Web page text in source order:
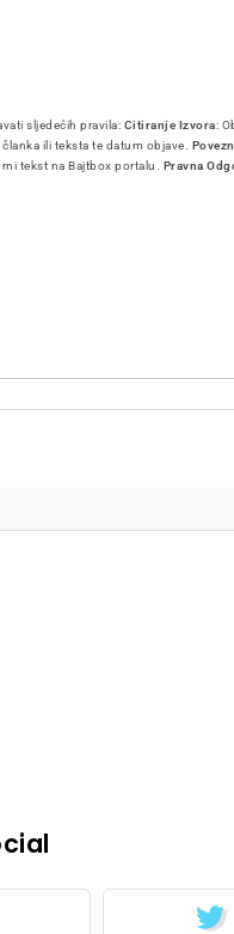
sljedećih pravila: Citiranje Izvora:
ili teksta te datum objave.
tekst na Bajtbox portalu. Pravna